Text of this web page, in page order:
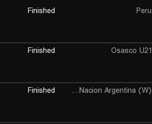
Peru
Finished
Osasco U21
Finished
Banco de la Nacion Argentina (W)
Finished